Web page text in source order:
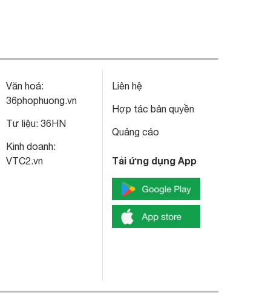
Văn hoá:
36phophuong.vn
Tư liệu: 36HN
Kinh doanh:
VTC2.vn
Liên hệ
Hợp tác bản quyền
Quảng cáo
Tải ứng dụng App